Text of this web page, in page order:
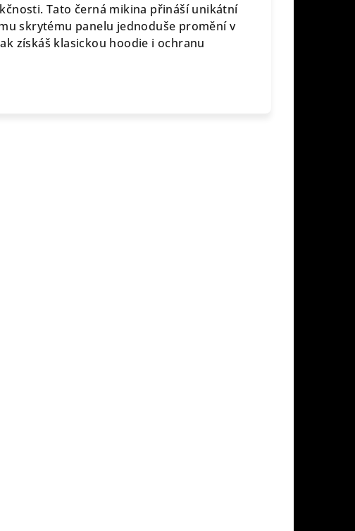
Tato černá mikina přináší unikátní
skrytému panelu jednoduše promění v
získáš klasickou hoodie i ochranu